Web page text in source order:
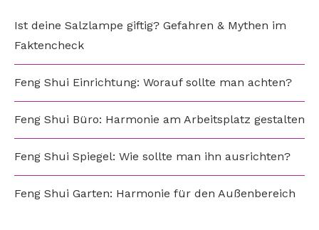
Ist deine Salzlampe giftig? Gefahren & Mythen im
Faktencheck
Feng Shui Einrichtung: Worauf sollte man achten?
Feng Shui Büro: Harmonie am Arbeitsplatz gestalten
Feng Shui Spiegel: Wie sollte man ihn ausrichten?
Feng Shui Garten: Harmonie für den Außenbereich